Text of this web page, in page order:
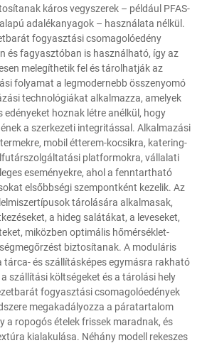
káros vegyszerek – például PFAS-
adalékanyagok – használata nélkül.
fogyasztási csomagolóedény
és fagyasztóban is használható, így az
melegíthetik fel és tárolhatják az
folyamat a legmodernebb összenyomó
technológiákat alkalmazza, amelyek
edényeket hoznak létre anélkül, hogy
a szerkezeti integritással. Alkalmazási
mobil étterem-kocsikra, katering-
platformokra, vállalati
eseményekre, ahol a fenntartható
elsőbbségi szempontként kezelik. Az
tárolására alkalmasak,
a hideg salátákat, a leveseket,
miközben optimális hőmérséklet-
biztosítanak. A moduláris
tárca- és szállításképes egymásra rakható
szállítási költségeket és a tárolási hely
fogyasztási csomagolóedények
megakadályozza a páratartalom
a ropogós ételek frissek maradnak, és
kialakulása. Néhány modell rekeszes